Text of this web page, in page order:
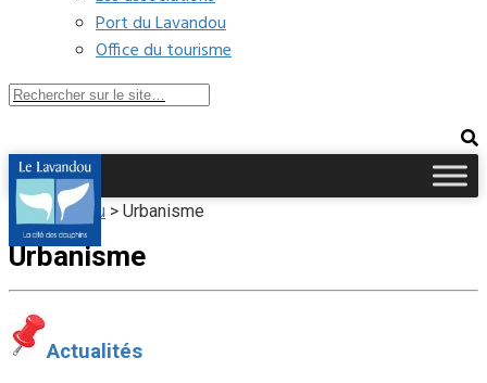
Port du Lavandou
Office du tourisme
Le Lavandou > Urbanisme
Urbanisme
Actualités